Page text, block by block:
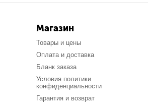
Магазин
Товары и цены
Оплата и доставка
Бланк заказа
Условия политики
конфиденциальности
Гарантия и возврат